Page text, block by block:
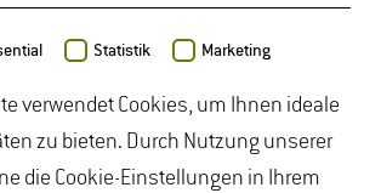
bei Spätburgunder. Das deutsche
S. 22 - 24.
(2016): Geisenheimer
: Teil I Prüf-Vorschriften für die
Statistik Marketing
verwendet Cookies, um Ihnen ideale
zu bieten. Durch Nutzung unserer
die Cookie-Einstellungen in Ihrem